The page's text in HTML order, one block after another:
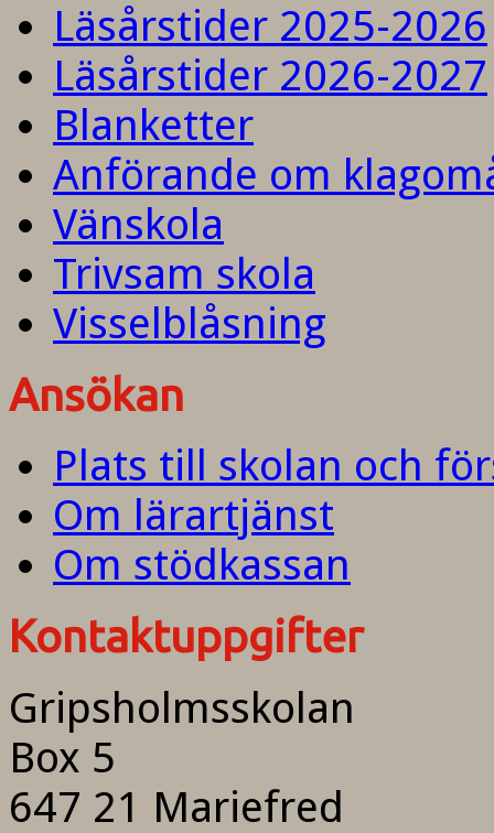
Läsårstider 2025-2026
Läsårstider 2026-2027
Blanketter
Anförande om
Vänskola
Trivsam skola
Visselblåsning
Ansökan
Plats till skolan och
Om lärartjänst
Om stödkassan
Kontaktuppgifter
Gripsholmsskolan
Box 5
647 21 Mariefred